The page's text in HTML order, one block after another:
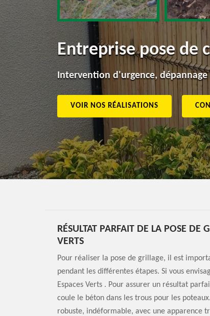
Entreprise pose de
Intervention d'urgence,
VOIR NOS RÉALISATIONS
RÉSULTAT PARFAIT DE LA POSE DE
VERTS
Pour réaliser la pose de grillage, il est
pendant les différentes étapes. Si vous
Espaces Verts . Pour assurer un résultat
coule le béton dans les trous pour les
robuste, indéformable, avec une apparence